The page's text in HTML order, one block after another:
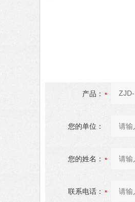
产品：
您的单位：
您的姓名：
联系电话：